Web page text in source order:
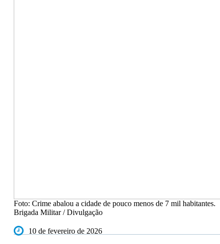
Foto: Crime abalou a cidade de pouco menos de 7 mil habitantes.
Brigada Militar / Divulgação
10 de fevereiro de 2026